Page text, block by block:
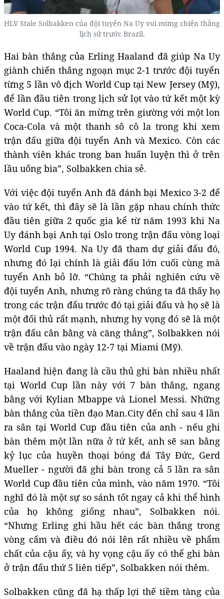
HLV Stale Solbakken của đội tuyển Na Uy vui mừng chiến thắng
lịch sử trước Brazil.
Hai bàn thắng của Erling Haaland đã giúp Na Uy
giành chiến thắng ngoạn mục 2-1 trước đội tuyển
từng 5 lần vô địch World Cup tại New Jersey (Mỹ),
để lần đầu tiên trong lịch sử lọt vào tứ kết một kỳ
World Cup. “Tôi ăn mừng trên giường với một lon
Coca-Cola và một thanh sô cô la trong khi xem
trận đấu giữa đội tuyển Anh và Mexico. Còn các
thành viên khác trong ban huấn luyện thì ở trên
lầu uống bia”, Solbakken chia sẻ.
Với việc đội tuyển Anh đã đánh bại Mexico 3-2 để
vào tứ kết, thì đây sẽ là lần gặp nhau chính thức
đầu tiên giữa 2 quốc gia kể từ năm 1993 khi Na
Uy đánh bại Anh tại Oslo trong trận đấu vòng loại
World Cup 1994. Na Uy đã tham dự giải đấu đó,
nhưng đó lại chính là giải đấu lớn cuối cùng mà
tuyển Anh bỏ lỡ. “Chúng ta phải nghiên cứu về
đội tuyển Anh, nhưng rõ ràng chúng ta đã thấy họ
trong các trận đấu trước đó tại giải đấu và họ sẽ là
một đối thủ rất mạnh, nhưng hy vọng đó sẽ là một
trận đấu cân bằng và căng thẳng”, Solbakken nói
về trận đấu vào ngày 12-7 tại Miami (Mỹ).
Haaland hiện đang là cầu thủ ghi bàn nhiều nhất
tại World Cup lần này với 7 bàn thắng, ngang
bằng với Kylian Mbappe và Lionel Messi. Những
bàn thắng của tiền đạo Man.City đến chỉ sau 4 lần
ra sân tại World Cup đầu tiên của anh - nếu ghi
bàn thêm một lần nữa ở tứ kết, anh sẽ san bằng
kỷ lục của huyền thoại bóng đá Tây Đức, Gerd
Mueller - người đã ghi bàn trong cả 5 lần ra sân
World Cup đầu tiên của mình, vào năm 1970. “Tôi
nghĩ đó là một sự so sánh tốt ngay cả khi thể hình
của họ không giống nhau”, Solbakken nói.
“Nhưng Erling ghi hầu hết các bàn thắng trong
vòng cấm và điều đó nói lên rất nhiều về phẩm
chất của cậu ấy, và hy vọng cậu ấy có thể ghi bàn
ở trận đấu thứ 5 liên tiếp”, Solbakken nói thêm.
Solbakken cũng đã hạ thấp lợi thế tiềm tàng của